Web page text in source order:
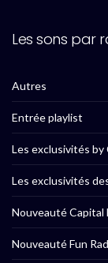
Les sons par
Autres
Entrée playlist
Les exclusivités by
Les exclusivités
Nouveauté Capital
Nouveauté Fun